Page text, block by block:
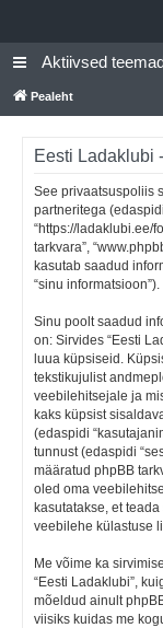
Aktiivsed
Pealeht
Eesti
See privaatsuspoliis
partneritega (edaspidi
“https://ladaklubi.ee/
tarkvara”,
kasutab saadud
“sinu informatsioon”).
Sinu poolt saadud
on: Sirvides “Eesti
luua küpsiseid.
tekstikujulist
veebilehitsejale ja
kaks küpsist
(edaspidi
tunnust (edaspidi
määratud phpBB
oled oma
kasutatakse, et
veebilehe külastuse
Me võime ka
“Eesti Ladaklubi”,
mõeldud ainult
viisiks kuidas me